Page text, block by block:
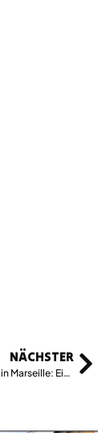
NÄCHSTER
Gentrifizierung in Marseille: Ein Karneval im Zeichen des Widerstands